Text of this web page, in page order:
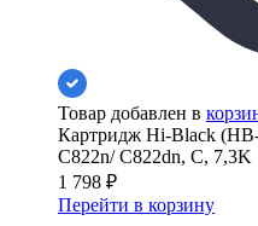
Товар добавлен в
Картридж Hi-Black
C822n/ C822dn, C, 7,3K
1 798 ₽
Перейти в корзину